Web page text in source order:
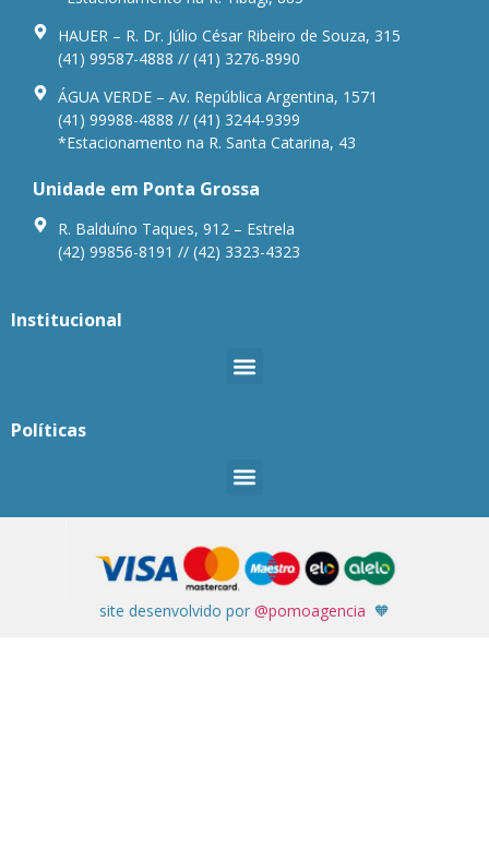
HAUER – R. Dr. Júlio César Ribeiro de Souza, 315
(41) 99587-4888 // (41) 3276-8990
ÁGUA VERDE – Av. República Argentina, 1571
(41) 99988-4888 // (41) 3244-9399
*Estacionamento na R. Santa Catarina, 43
Unidade em Ponta Grossa
R. Balduíno Taques, 912 – Estrela
(42) 99856-8191 // (42) 3323-4323
Institucional
Políticas
site desenvolvido por @pomoagencia 🧡